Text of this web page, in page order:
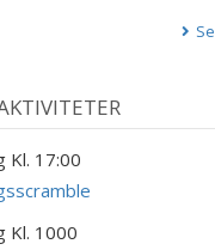
Kl. 17:00
Kl. 1000